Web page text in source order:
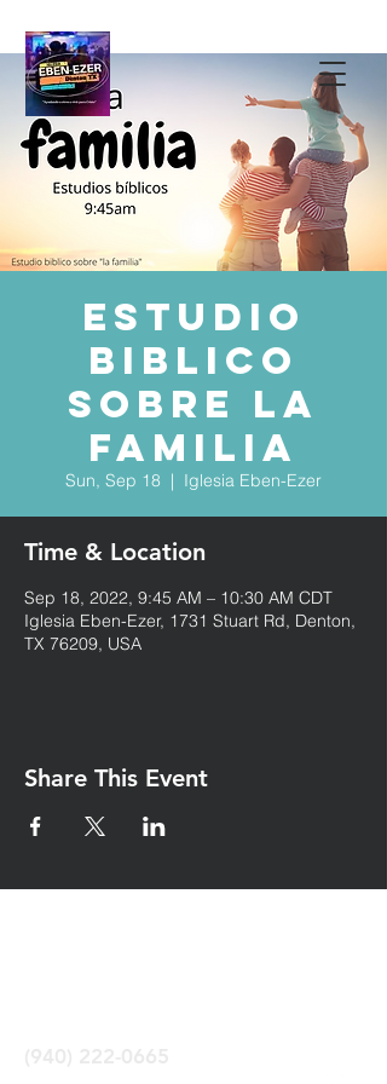
Estudio
Biblico
Sobre la
Familia
Sun, Sep 18
  |
Iglesia Eben-Ezer
Time & Location
Sep 18, 2022, 9:45 AM – 10:30 AM CDT
Iglesia Eben-Ezer, 1731 Stuart Rd, Denton,
TX 76209, USA
Share This Event